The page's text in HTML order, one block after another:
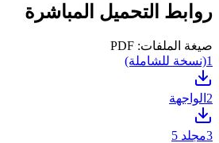
روابط التحميل المباشرة
صيغة الملفات: PDF
1(نسخة للشاملة)
2 الواجهة
3مجلد 5